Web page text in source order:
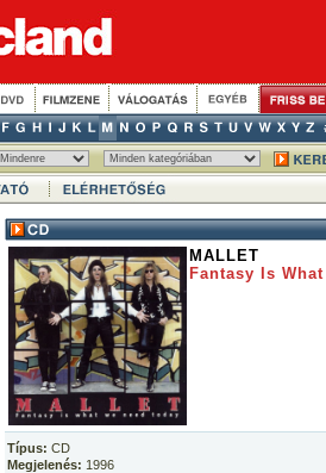
MALLET
Fantasy Is
Típus: CD
Megjelenés: 1996